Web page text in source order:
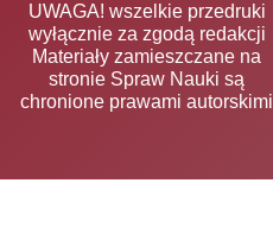
UWAGA! wszelkie przedruki
wyłącznie za zgodą redakcji
Materiały zamieszczane na
stronie Spraw Nauki są
chronione prawami autorskimi